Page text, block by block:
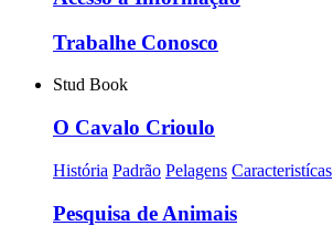
Trabalhe Conosco
Stud Book
O Cavalo Crioulo
História Padrão Pelagens Caracteristícas
Pesquisa de Animais